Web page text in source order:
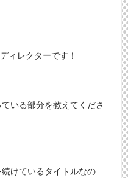
ィレクターです！
いる部分を教えてくださ
けているタイトルなの